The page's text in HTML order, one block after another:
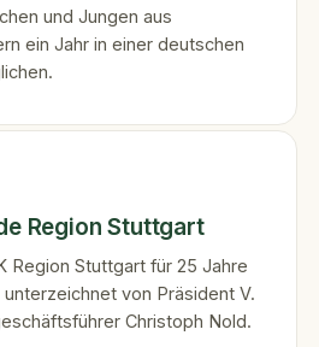
und Jungen aus
ein Jahr in einer deutschen
Region Stuttgart
Region Stuttgart für 25 Jahre
von Präsident V.
Christoph Nold.